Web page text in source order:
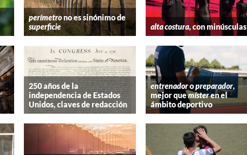
perímetrono es sinónimo de
superficie
alta costura, con minúsculas
250 años de la
independencia de Estados
Unidos, claves de redacción
entrenadoropreparador,
mejor quemísteren el
ámbito deportivo